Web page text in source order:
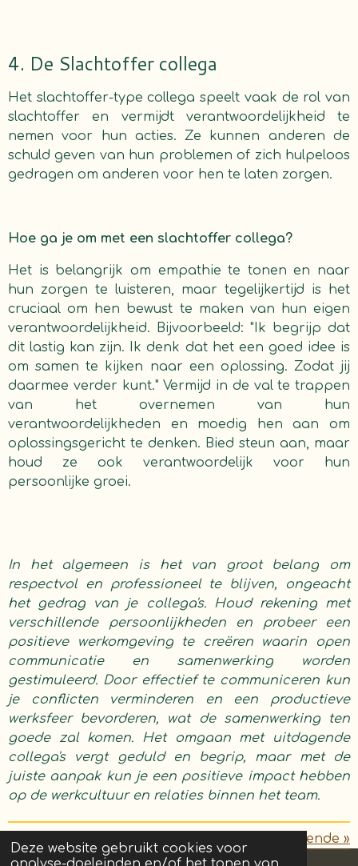
Deze website gebruikt cookies voor
4. De Slachtoffer collega
Het slachtoffer-type collega speelt vaak de rol van
slachtoffer en vermijdt verantwoordelijkheid te
nemen voor hun acties. Ze kunnen anderen de
schuld geven van hun problemen of zich hulpeloos
gedragen om anderen voor hen te laten zorgen.
Hoe ga je om met een slachtoffer collega?
Het is belangrijk om empathie te tonen en naar
hun zorgen te luisteren, maar tegelijkertijd is het
cruciaal om hen bewust te maken van hun eigen
verantwoordelijkheid. Bijvoorbeeld: "Ik begrijp dat
dit lastig kan zijn. Ik denk dat het een goed idee is
om samen te kijken naar een oplossing. Zodat jij
daarmee verder kunt." Vermijd in de val te trappen
van het overnemen van hun
verantwoordelijkheden en moedig hen aan om
oplossingsgericht te denken. Bied steun aan, maar
houd ze ook verantwoordelijk voor hun
persoonlijke groei.
In het algemeen is het van groot belang om
respectvol en professioneel te blijven, ongeacht
het gedrag van je collega's. Houd rekening met
verschillende persoonlijkheden en probeer een
positieve werkomgeving te creëren waarin open
communicatie en samenwerking worden
gestimuleerd. Door effectief te communiceren kun
je conflicten verminderen en een productieve
werksfeer bevorderen, wat de samenwerking ten
goede zal komen. Het omgaan met uitdagende
collega's vergt geduld en begrip, maar met de
juiste aanpak kun je een positieve impact hebben
op de werkcultuur en relaties binnen het team.
« Volgende »